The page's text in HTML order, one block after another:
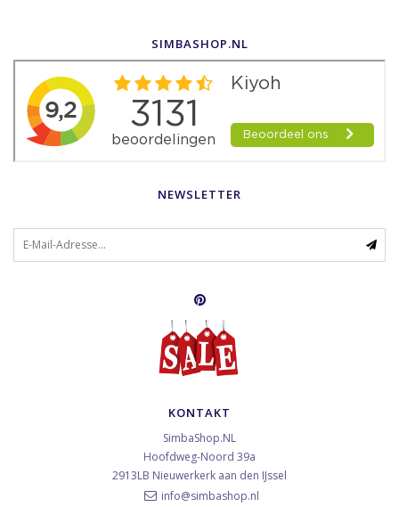
SIMBASHOP.NL
NEWSLETTER
KONTAKT
SimbaShop.NL
Hoofdweg-Noord 39a
2913LB Nieuwerkerk aan den IJssel
info@simbashop.nl